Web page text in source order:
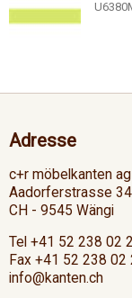
Adresse
c+r möbelkanten ag
Aadorferstrasse
CH - 9545 Wängi
Tel +41 52 238 02
Fax +41 52 238 02
info@kanten.ch